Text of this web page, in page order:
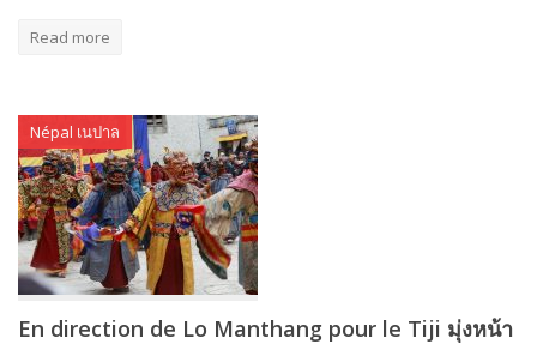
Read more
Népal เนปาล
En direction de Lo Manthang pour le Tiji มุ่งหน้า